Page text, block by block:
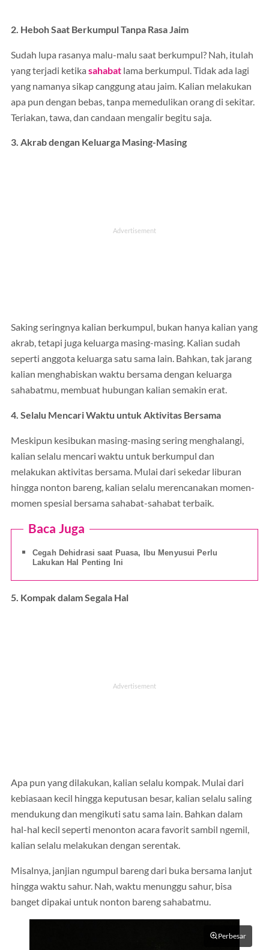
2. Heboh Saat Berkumpul Tanpa Rasa Jaim
Sudah lupa rasanya malu-malu saat berkumpul? Nah, itulah
yang terjadi ketika sahabat lama berkumpul. Tidak ada lagi
yang namanya sikap canggung atau jaim. Kalian melakukan
apa pun dengan bebas, tanpa memedulikan orang di sekitar.
Teriakan, tawa, dan candaan mengalir begitu saja.
3. Akrab dengan Keluarga Masing-Masing
Saking seringnya kalian berkumpul, bukan hanya kalian yang
akrab, tetapi juga keluarga masing-masing. Kalian sudah
seperti anggota keluarga satu sama lain. Bahkan, tak jarang
kalian menghabiskan waktu bersama dengan keluarga
sahabatmu, membuat hubungan kalian semakin erat.
4. Selalu Mencari Waktu untuk Aktivitas Bersama
Meskipun kesibukan masing-masing sering menghalangi,
kalian selalu mencari waktu untuk berkumpul dan
melakukan aktivitas bersama. Mulai dari sekedar liburan
hingga nonton bareng, kalian selalu merencanakan momen-
momen spesial bersama sahabat-sahabat terbaik.
Baca Juga
Cegah Dehidrasi saat Puasa, Ibu Menyusui Perlu
Lakukan Hal Penting Ini
5. Kompak dalam Segala Hal
Apa pun yang dilakukan, kalian selalu kompak. Mulai dari
kebiasaan kecil hingga keputusan besar, kalian selalu saling
mendukung dan mengikuti satu sama lain. Bahkan dalam
hal-hal kecil seperti menonton acara favorit sambil ngemil,
kalian selalu melakukan dengan serentak.
Misalnya, janjian ngumpul bareng dari buka bersama lanjut
hingga waktu sahur. Nah, waktu menunggu sahur, bisa
banget dipakai untuk nonton bareng sahabatmu.
Perbesar